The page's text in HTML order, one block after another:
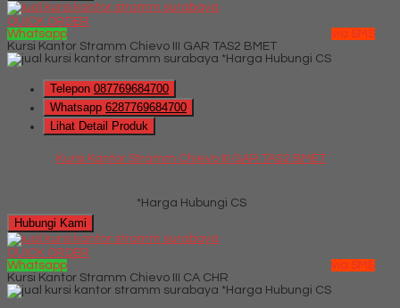
QUICK ORDER
Whatsapp
via SMS
Kursi Kantor Stramm Chievo III GAR TAS2 BMET
*Harga Hubungi CS
Telepon 087769684700
Whatsapp 6287769684700
Lihat Detail Produk
Kursi Kantor Stramm Chievo III GAR TAS2 BMET
*Harga Hubungi CS
Hubungi Kami
QUICK ORDER
Whatsapp
via SMS
Kursi Kantor Stramm Chievo III CA CHR
*Harga Hubungi CS